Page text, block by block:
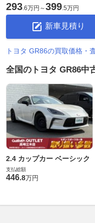
293.6万円 ～399.5万円
新車見積り
トヨタ GR86の買取価格・
全国のトヨタ GR86中
2.4 カップカー ベーシック
支払総額
446.8万円